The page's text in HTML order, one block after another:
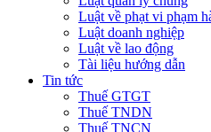
Luật về phạt vi phạm
Luật doanh nghiệp
Luật về lao động
Tài liệu hướng dẫn
Tin tức
Thuế GTGT
Thuế TNDN
Thuế TNCN